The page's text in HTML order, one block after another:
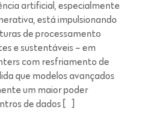
artificial, especialmente
está impulsionando
de processamento
e sustentáveis – em
com resfriamento de
que modelos avançados
um maior poder
de dados […]